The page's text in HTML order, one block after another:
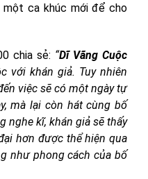
ca khúc mới để cho
chia sẻ: “Dĩ Vãng Cuộc
với khán giả. Tuy nhiên
việc sẽ có một ngày tự
mà lại còn hát cùng bố
nghe kĩ, khán giả sẽ thấy
hơn được thể hiện qua
như phong cách của bố